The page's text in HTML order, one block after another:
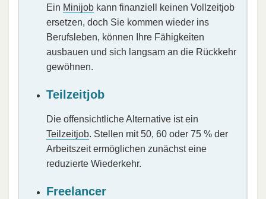
Ein Minijob kann finanziell keinen Vollzeitjob
ersetzen, doch Sie kommen wieder ins
Berufsleben, können Ihre Fähigkeiten
ausbauen und sich langsam an die Rückkehr
gewöhnen.
Teilzeitjob
Die offensichtliche Alternative ist ein
Teilzeitjob. Stellen mit 50, 60 oder 75 % der
Arbeitszeit ermöglichen zunächst eine
reduzierte Wiederkehr.
Freelancer